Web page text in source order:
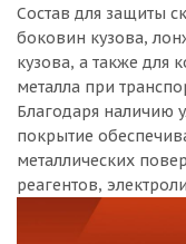
Состав для защиты
боковин кузова,
кузова, а также для
металла при
Благодаря наличию
покрытие
металлических
реагентов,